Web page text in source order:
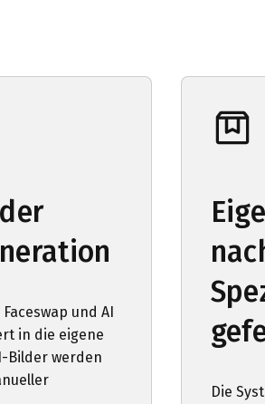
und AI
in die eigene
Bilder werden
Die